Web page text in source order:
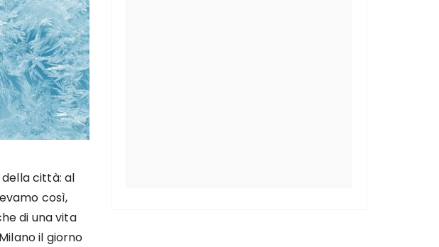
città: al
così,
di una vita
il giorno